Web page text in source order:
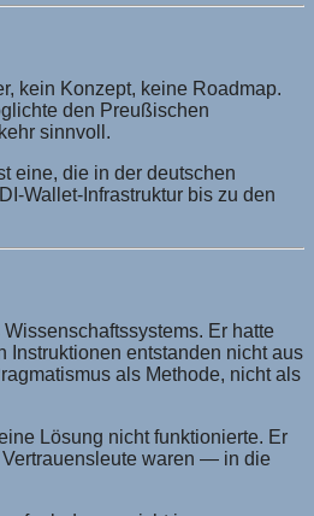
kein Konzept, keine Roadmap.
den Preußischen
sinnvoll.
eine, die in der deutschen
Wallet-Infrastruktur bis zu den
Er hatte
entstanden nicht aus
als Methode, nicht als
Lösung nicht funktionierte. Er
waren — in die